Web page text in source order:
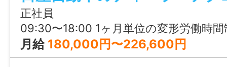
学歴
不問
免許・資格
正社員
09:30〜18:00 1ヶ月単位の変形労働時間制。 所定の労働日・休日・始業終業時刻は勤務表により決定し、週平均の
月給 180,000円〜226,600円